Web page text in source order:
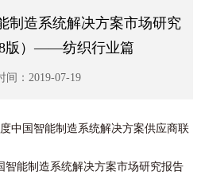
制造系统解决方案市场研究
版）——纺织行业篇
间：2019-07-19
中国智能制造系统解决方案供应商联
智能制造系统解决方案市场研究报告